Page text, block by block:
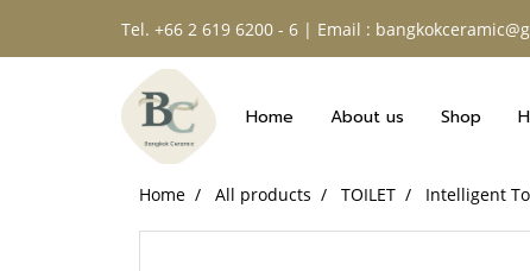
Tel. +66 2 619 6200 - 6 | Email :
Home About us Shop
Home All products TOILET Intelligent